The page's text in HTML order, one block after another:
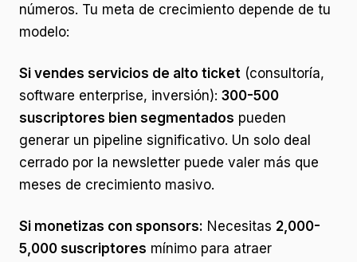
números. Tu meta de crecimiento depende de tu
modelo:
Si vendes servicios de alto ticket (consultoría,
software enterprise, inversión): 300-500
suscriptores bien segmentados pueden
generar un pipeline significativo. Un solo deal
cerrado por la newsletter puede valer más que
meses de crecimiento masivo.
Si monetizas con sponsors: Necesitas 2,000-
5,000 suscriptores mínimo para atraer